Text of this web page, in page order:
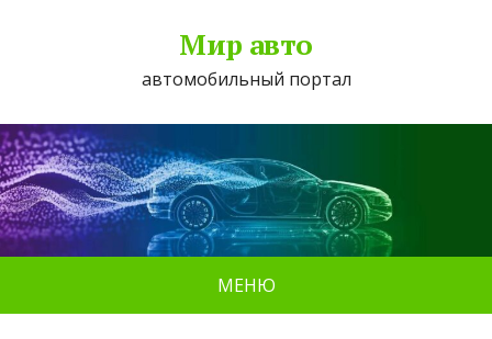
Мир авто
автомобильный портал
МЕНЮ